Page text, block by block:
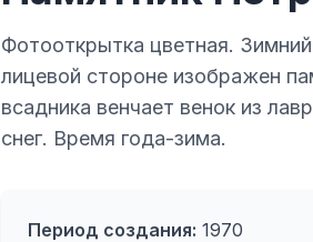
Фотооткрытка цветная.
лицевой стороне изображен
всадника венчает венок из
снег. Время года-зима.
Период создания: 1970